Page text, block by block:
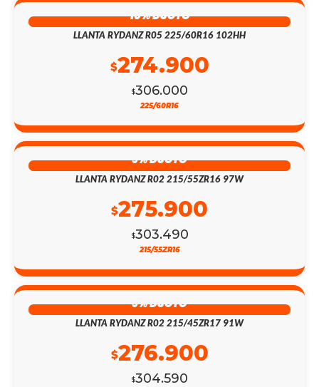
10% DSCTO
LLANTA RYDANZ R05 225/60R16 102HH
$306.000
$274.900
225/60R16
9% DSCTO
LLANTA RYDANZ R02 215/55ZR16 97W
$303.490
$275.900
215/55ZR16
9% DSCTO
LLANTA RYDANZ R02 215/45ZR17 91W
$304.590
$276.900